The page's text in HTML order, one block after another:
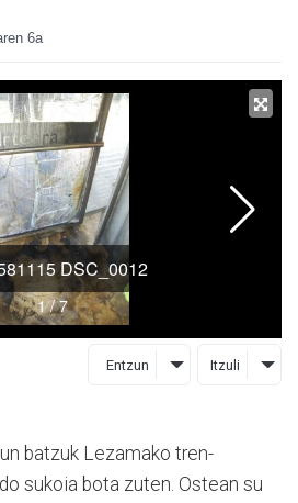
6a
Entzun Itzuli
batzuk Lezamako tren-
sukoia bota zuten. Ostean su